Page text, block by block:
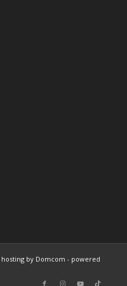
hosting by Domcom - powered